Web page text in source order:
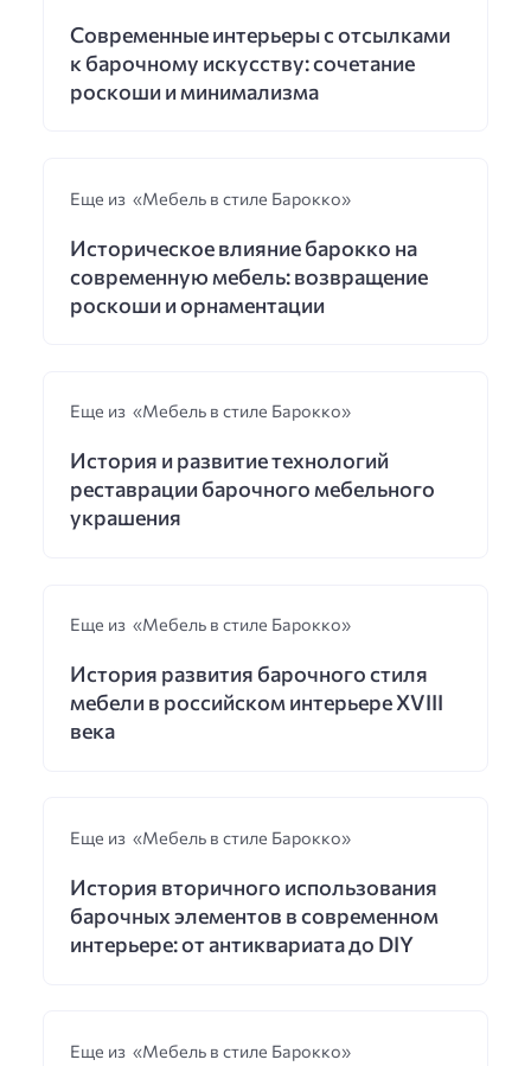
Современные интерьеры с отсылками
к барочному искусству: сочетание
роскоши и минимализма
Еще из «Мебель в стиле Барокко»
Историческое влияние барокко на
современную мебель: возвращение
роскоши и орнаментации
Еще из «Мебель в стиле Барокко»
История и развитие технологий
реставрации барочного мебельного
украшения
Еще из «Мебель в стиле Барокко»
История развития барочного стиля
мебели в российском интерьере XVIII
века
Еще из «Мебель в стиле Барокко»
История вторичного использования
барочных элементов в современном
интерьере: от антиквариата до DIY
Еще из «Мебель в стиле Барокко»